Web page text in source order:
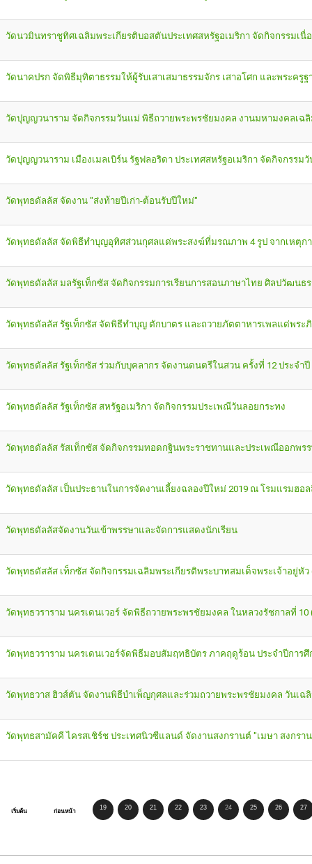
วัดนวมินทราชูทิศเฉลิมพระเกียรติบอสตันประเทศสหรัฐอเมริกา จัดกิจกรรมเ
วัดนาคปรก จัดพิธีมุทิตาธรรมให้ผู้รับเสาเสมาธรรมจักร เสาอโศก และพระครู
วัดปุญญวนาราม จัดกิจกรรมวันแม่ พิธีถวายพระพรชัยมงคล งานมหามงคลเฉ
วัดปุญญวนาราม เมืองเมลเบิร์น รัฐฟลอริดา ประเทศสหรัฐอเมริกา จัดกิจกรรมวั
วัดพุทธดัลลัส จัดงาน "ส่งท้ายปีเก่า-ต้อนรับปีใหม่"
วัดพุทธดัลลัส จัดพิธีทำบุญอุทิศส่วนกุศลแด่พระสงฆ์ที่มรณภาพ 4 รูป จากเหตุก
วัดพุทธดัลลัส มลรัฐเท็กซัส จัดกิจกรรมการเรียนการสอนภาษาไทย ศิลปวัฒน
วัดพุทธดัลลัส รัฐเท็กซัส จัดพิธีทำบุญ ตักบาตร และถวายภัตตาหารเพลแด่พระ
วัดพุทธดัลลัส รัฐเท็กซัส ร่วมกับบุคลากร จัดงานดนตรีในสวน ครั้งที่ 12 ประจำปี
วัดพุทธดัลลัส รัฐเท็กซัส สหรัฐอเมริกา จัดกิจกรรมประเพณีวันลอยกระทง
วัดพุทธดัลลัส รัสเท็กซัส จัดกิจกรรมทอดกฐินพระราชทานและประเพณีออกพร
วัดพุทธดัลลัส เป็นประธานในการจัดงานเลี้ยงฉลองปีใหม่ 2019 ณ โรมแรมฮอล
วัดพุทธดัลลัสจัดงานวันเข้าพรรษาและจัดการแสดงนักเรียน
วัดพุทธดัสลัส เท็กซัส จัดกิจกรรมเฉลิมพระเกียรติพระบาทสมเด็จพระเจ้าอยู่หัว
วัดพุทธวราราม นครเดนเวอร์ จัดพิธีถวายพระพรชัยมงคล ในหลวงรัชกาลที่ 10
วัดพุทธวราราม นครเดนเวอร์จัดพิธีมอบสัมฤทธิบัตร ภาคฤดูร้อน ประจำปีการศึ
วัดพุทธวาส ฮิวส์ตัน จัดงานพิธีบำเพ็ญกุศลและร่วมถวายพระพรชัยมงคล วันเฉ
วัดพุทธสามัคคี ไครสเชิร์ช ประเทศนิวซีแลนด์ จัดงานสงกรานต์ "เมษา สงกร
เริ่มต้น ก่อนหน้า 19 20 21 22 23 24 25 26 27